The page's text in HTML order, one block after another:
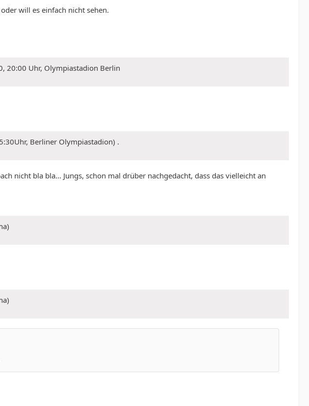
will es einfach nicht sehen.
20:00 Uhr, Olympiastadion Berlin
Berliner Olympiastadion) .
nicht bla bla... Jungs, schon mal drüber nachgedacht, dass das vielleicht an